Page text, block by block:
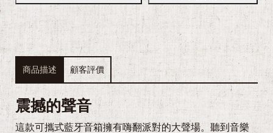
a
E
商品描述 顧客評價
震撼的聲音
這款可攜式藍牙音箱擁有嗨翻派對的大聲場。聽到音樂